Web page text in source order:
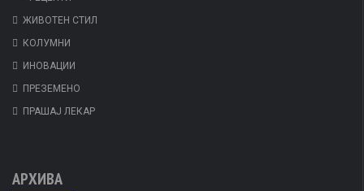
ЖИВОТЕН СТИЛ
КОЛУМНИ
ИНОВАЦИИ
ПРЕЗЕМЕНО
ПРАШАЈ ЛЕКАР
АРХИВА